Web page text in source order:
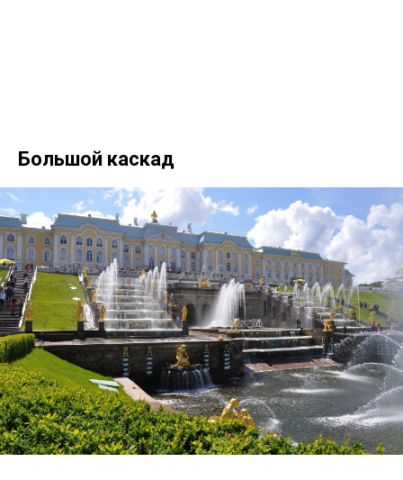
Большой каскад